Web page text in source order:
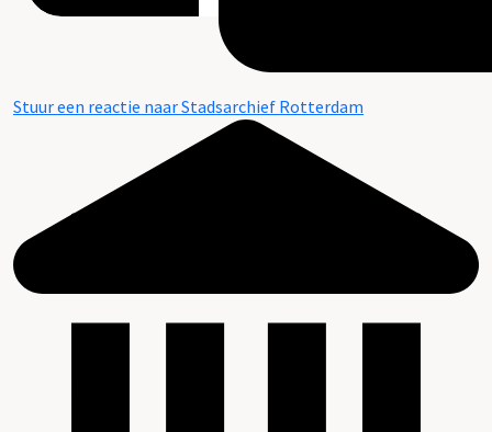
Stuur een reactie naar Stadsarchief Rotterdam